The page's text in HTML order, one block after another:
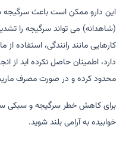
این دارو ممکن است باعث سرگیجه
(شاهدانه) می تواند سرگیجه را
کارهایی مانند رانندگی، استفاده
دارد، اطمینان حاصل نکرده اید از
محدود کرده و در صورت مصرف
برای کاهش خطر سرگیجه و سبکی
خوابیده به آرامی بلند شوید.